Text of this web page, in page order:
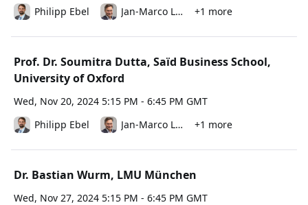
Philipp Ebel
Jan-Marco Leimeister
+1 more
Prof. Dr. Soumitra Dutta, Saïd Business School,
University of Oxford
Wed, Nov 20, 2024 5:15 PM - 6:45 PM GMT
Philipp Ebel
Jan-Marco Leimeister
+1 more
Dr. Bastian Wurm, LMU München
Wed, Nov 27, 2024 5:15 PM - 6:45 PM GMT